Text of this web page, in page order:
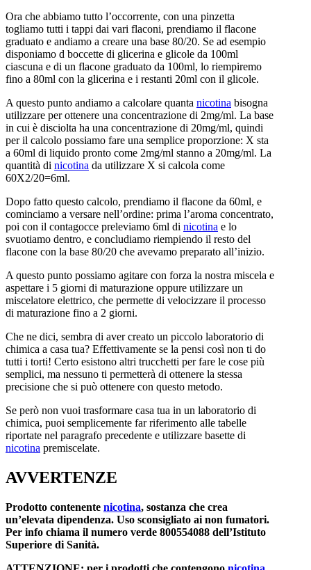
Ora che abbiamo tutto l’occorrente, con una pinzetta
togliamo tutti i tappi dai vari flaconi, prendiamo il flacone
graduato e andiamo a creare una base 80/20. Se ad esempio
disponiamo d boccette di glicerina e glicole da 100ml
ciascuna e di un flacone graduato da 100ml, lo riempiremo
fino a 80ml con la glicerina e i restanti 20ml con il glicole.
A questo punto andiamo a calcolare quanta nicotina bisogna
utilizzare per ottenere una concentrazione di 2mg/ml. La base
in cui è disciolta ha una concentrazione di 20mg/ml, quindi
per il calcolo possiamo fare una semplice proporzione: X sta
a 60ml di liquido pronto come 2mg/ml stanno a 20mg/ml. La
quantità di nicotina da utilizzare X si calcola come
60X2/20=6ml.
Dopo fatto questo calcolo, prendiamo il flacone da 60ml, e
cominciamo a versare nell’ordine: prima l’aroma concentrato,
poi con il contagocce preleviamo 6ml di nicotina e lo
svuotiamo dentro, e concludiamo riempiendo il resto del
flacone con la base 80/20 che avevamo preparato all’inizio.
A questo punto possiamo agitare con forza la nostra miscela e
aspettare i 5 giorni di maturazione oppure utilizzare un
miscelatore elettrico, che permette di velocizzare il processo
di maturazione fino a 2 giorni.
Che ne dici, sembra di aver creato un piccolo laboratorio di
chimica a casa tua? Effettivamente se la pensi così non ti do
tutti i torti! Certo esistono altri trucchetti per fare le cose più
semplici, ma nessuno ti permetterà di ottenere la stessa
precisione che si può ottenere con questo metodo.
Se però non vuoi trasformare casa tua in un laboratorio di
chimica, puoi semplicemente far riferimento alle tabelle
riportate nel paragrafo precedente e utilizzare basette di
nicotina premiscelate.
AVVERTENZE
Prodotto contenente nicotina, sostanza che crea
un’elevata dipendenza. Uso sconsigliato ai non fumatori.
Per info chiama il numero verde 800554088 dell’Istituto
Superiore di Sanità.